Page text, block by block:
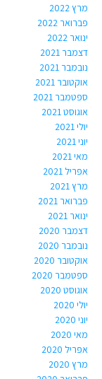
מרץ 2022
פברואר 2022
ינואר 2022
דצמבר 2021
נובמבר 2021
אוקטובר 2021
ספטמבר 2021
אוגוסט 2021
יולי 2021
יוני 2021
מאי 2021
אפריל 2021
מרץ 2021
פברואר 2021
ינואר 2021
דצמבר 2020
נובמבר 2020
אוקטובר 2020
ספטמבר 2020
אוגוסט 2020
יולי 2020
יוני 2020
מאי 2020
אפריל 2020
מרץ 2020